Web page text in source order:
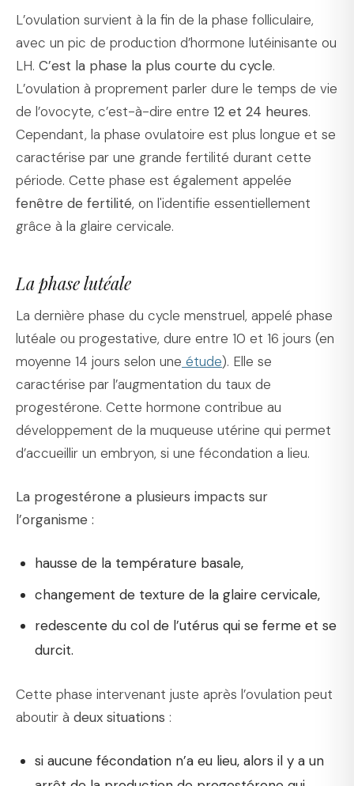
L’ovulation survient à la fin de la phase folliculaire,
avec un pic de production d’hormone lutéinisante ou
LH. C’est la phase la plus courte du cycle.
L’ovulation à proprement parler dure le temps de vie
de l’ovocyte, c’est-à-dire entre 12 et 24 heures.
Cependant, la phase ovulatoire est plus longue et se
caractérise par une grande fertilité durant cette
période. Cette phase est également appelée
fenêtre de fertilité, on l'identifie essentiellement
grâce à la glaire cervicale.
La phase lutéale
La dernière phase du cycle menstruel, appelé phase
lutéale ou progestative, dure entre 10 et 16 jours (en
moyenne 14 jours selon une étude). Elle se
caractérise par l’augmentation du taux de
progestérone. Cette hormone contribue au
développement de la muqueuse utérine qui permet
d’accueillir un embryon, si une fécondation a lieu.
La progestérone a plusieurs impacts sur
l’organisme :
hausse de la température basale,
changement de texture de la glaire cervicale,
redescente du col de l’utérus qui se ferme et se
durcit.
Cette phase intervenant juste après l’ovulation peut
aboutir à deux situations :
si aucune fécondation n’a eu lieu, alors il y a un